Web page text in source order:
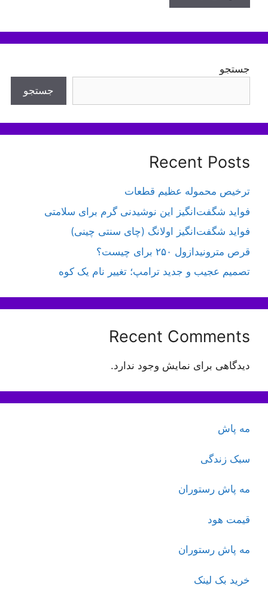
جستجو
جستجو
Recent Posts
ترخیص محموله عظیم قطعات
فواید شگفت‌انگیز این نوشیدنی گرم برای سلامتی
فواید شگفت‌انگیز اولانگ (چای سنتی چینی)
قرص مترونیدازول ۲۵۰ برای چیست؟
تصمیم عجیب و جدید ترامپ؛ تغییر نام یک کوه
Recent Comments
دیدگاهی برای نمایش وجود ندارد.
مه پاش
سبک زندگی
مه پاش رستوران
قیمت هود
مه پاش رستوران
خرید بک لینک